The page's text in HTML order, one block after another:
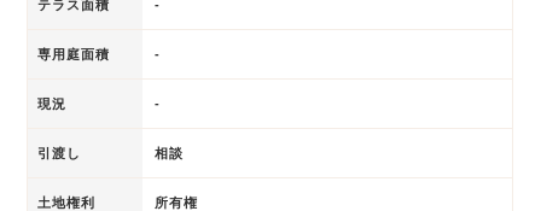
テラス面積 -
専用庭面積 -
現況 -
引渡し 相談
土地権利 所有権